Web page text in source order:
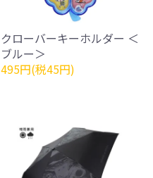
クローバーキーホルダー ＜
ブルー＞
495円(税45円)